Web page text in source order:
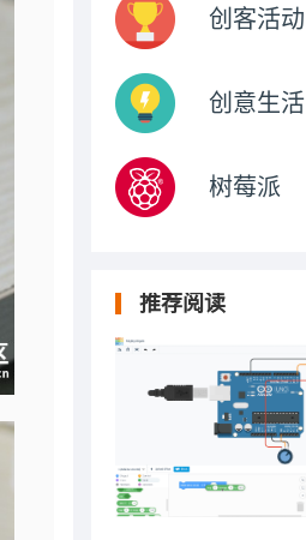
创客活动
创意生活
树莓派
推荐阅读